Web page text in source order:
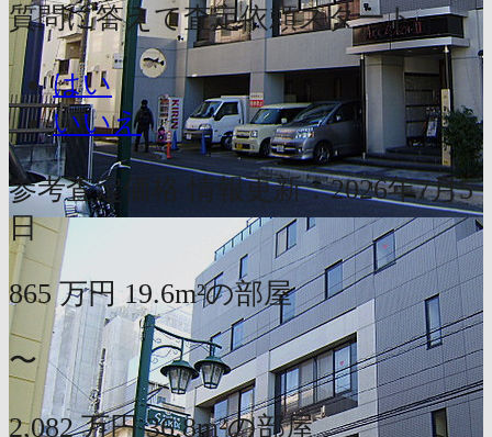
質問に答えて査定依頼スタート
はい
いいえ
参考査定価格 情報更新：2026年7月5
日
865 万円 19.6m²の部屋
〜
2,082 万円 36.8m²の部屋